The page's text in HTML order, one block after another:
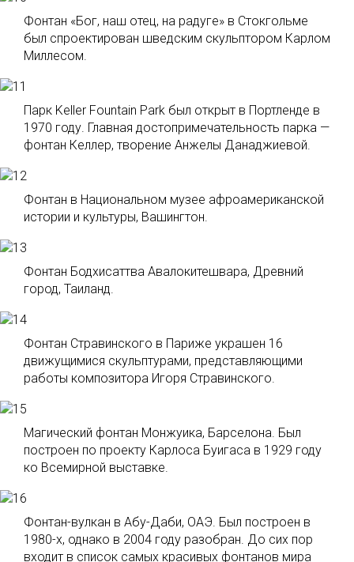
Фонтан «Бог, наш отец, на радуге» в Стокгольме
был спроектирован шведским скульптором Карлом
Миллесом.
Парк Keller Fountain Park был открыт в Портленде в
1970 году. Главная достопримечательность парка —
фонтан Келлер, творение Анжелы Данаджиевой.
Фонтан в Национальном музее афроамериканской
истории и культуры, Вашингтон.
Фонтан Бодхисаттва Авалокитешвара, Древний
город, Таиланд.
Фонтан Стравинского в Париже украшен 16
движущимися скульптурами, представляющими
работы композитора Игоря Стравинского.
Магический фонтан Монжуика, Барселона. Был
построен по проекту Карлоса Буигаса в 1929 году
ко Всемирной выставке.
Фонтан-вулкан в Абу-Даби, ОАЭ. Был построен в
1980-х, однако в 2004 году разобран. До сих пор
входит в список самых красивых фонтанов мира